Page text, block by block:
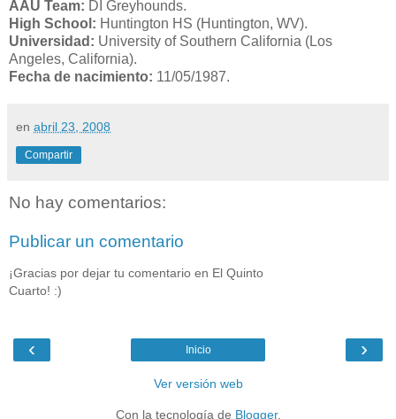
AAU Team: DI Greyhounds.
High School: Huntington HS (Huntington, WV).
Universidad: University of Southern California (Los
Angeles, California).
Fecha de nacimiento: 11/05/1987.
en abril 23, 2008
Compartir
No hay comentarios:
Publicar un comentario
¡Gracias por dejar tu comentario en El Quinto
Cuarto! :)
‹ ›
Inicio
Ver versión web
Con la tecnología de Blogger.